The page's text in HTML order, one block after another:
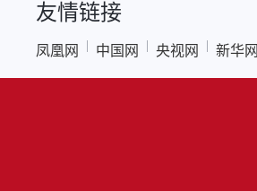
友情链接
凤凰网 中国网 央视网 新华网